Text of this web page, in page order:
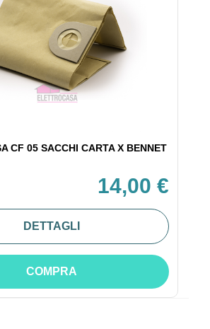
CF 05 SACCHI CARTA X BENNET
14,00 €
DETTAGLI
COMPRA